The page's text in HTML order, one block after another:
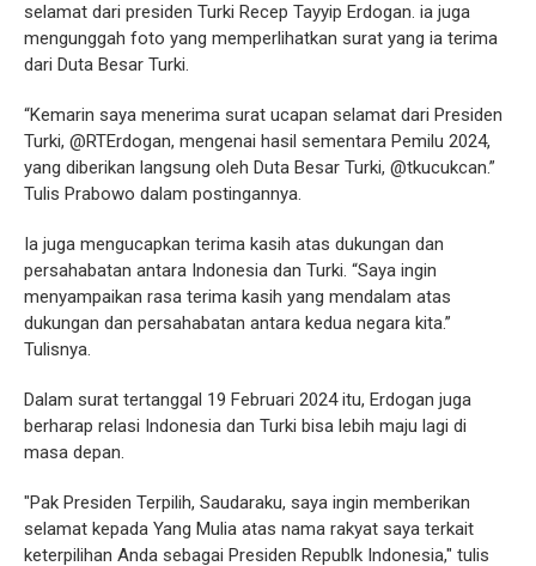
selamat dari presiden Turki Recep Tayyip Erdogan. ia juga
mengunggah foto yang memperlihatkan surat yang ia terima
dari Duta Besar Turki.
“Kemarin saya menerima surat ucapan selamat dari Presiden
Turki, @RTErdogan, mengenai hasil sementara Pemilu 2024,
yang diberikan langsung oleh Duta Besar Turki, @tkucukcan.”
Tulis Prabowo dalam postingannya.
Ia juga mengucapkan terima kasih atas dukungan dan
persahabatan antara Indonesia dan Turki. “Saya ingin
menyampaikan rasa terima kasih yang mendalam atas
dukungan dan persahabatan antara kedua negara kita.”
Tulisnya.
Dalam surat tertanggal 19 Februari 2024 itu, Erdogan juga
berharap relasi Indonesia dan Turki bisa lebih maju lagi di
masa depan.
"Pak Presiden Terpilih, Saudaraku, saya ingin memberikan
selamat kepada Yang Mulia atas nama rakyat saya terkait
keterpilihan Anda sebagai Presiden Republk Indonesia," tulis